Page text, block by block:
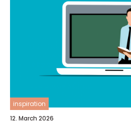
inspiration
12. March 2026